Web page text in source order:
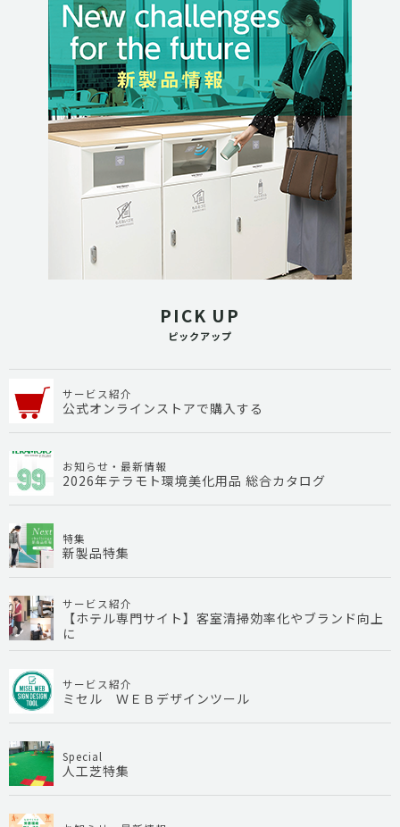
PICK UP
ピックアップ
サービス紹介
公式オンラインストアで購入する
お知らせ・最新情報
2026年テラモト環境美化用品 総合カタログ
特集
新製品特集
サービス紹介
【ホテル専門サイト】客室清掃効率化やブランド向上
に
サービス紹介
ミセル ＷＥＢデザインツール
Special
人工芝特集